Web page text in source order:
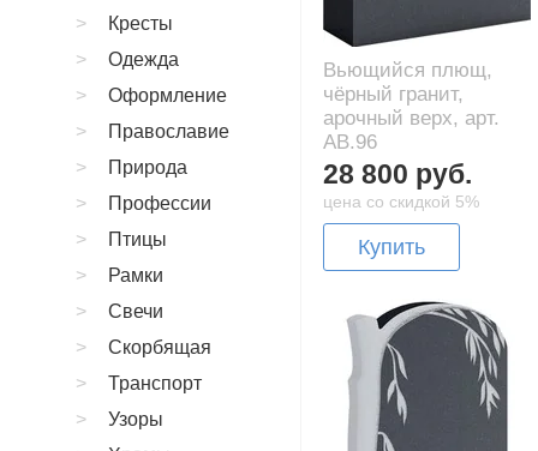
Вьющийся плющ,
чёрный гранит,
арочный верх, арт.
AB.96
28 800 руб.
цена со скидкой 5%
Купить
Кресты
Одежда
Оформление
Православие
Природа
Профессии
Птицы
Рамки
Свечи
Скорбящая
Транспорт
Узоры